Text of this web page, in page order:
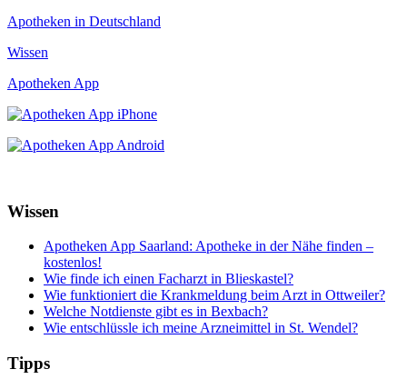
Apotheken in Deutschland
Wissen
Apotheken App
Wissen
Apotheken App Saarland: Apotheke in der Nähe finden –
kostenlos!
Wie finde ich einen Facharzt in Blieskastel?
Wie funktioniert die Krankmeldung beim Arzt in Ottweiler?
Welche Notdienste gibt es in Bexbach?
Wie entschlüssle ich meine Arzneimittel in St. Wendel?
Tipps